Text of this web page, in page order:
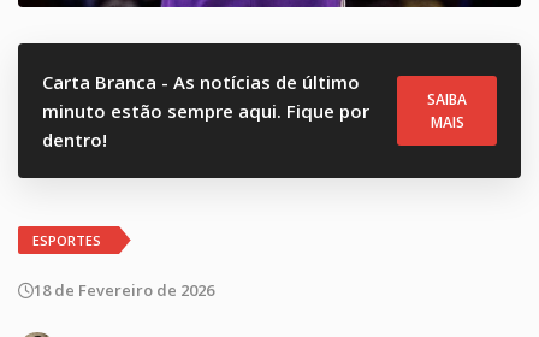
Carta Branca - As notícias de último
minuto estão sempre aqui. Fique por
dentro!
SAIBA
MAIS
ESPORTES
18 de Fevereiro de 2026